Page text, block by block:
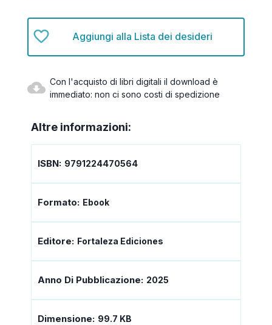
Aggiungi alla Lista dei desideri
Con l'acquisto di libri digitali il download è
immediato: non ci sono costi di spedizione
Altre informazioni:
ISBN: 9791224470564
Formato: Ebook
Editore: Fortaleza Ediciones
Anno Di Pubblicazione: 2025
Dimensione: 99.7 KB